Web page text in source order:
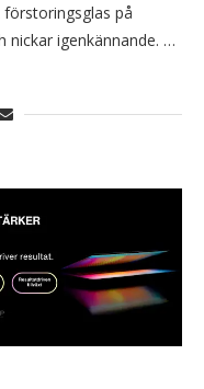
på
nickar igenkännande. …